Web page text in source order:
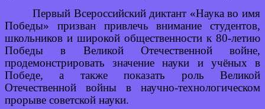
Первый Всероссийский диктант «Наука во имя
Победы» призван привлечь внимание студентов,
школьников и широкой общественности к 80-летию
Победы в Великой Отечественной войне,
продемонстрировать значение науки и учёных в
Победе, а также показать роль Великой
Отечественной войны в научно-технологическом
прорыве советской науки.